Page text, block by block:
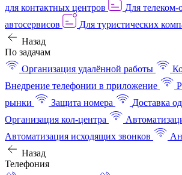
для контактных центров
Для телеком-
автосервисов
Для туристических
Назад
По задачам
Организация удалённой работы
Внедрение телефонии в приложение
рынки
Защита номера Доставка
Организация кол-центра
Автоматизация исходящих звонков
Назад
Телефония